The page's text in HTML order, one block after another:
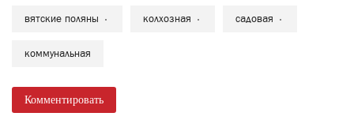
вятские поляны колхозная садовая
коммунальная
Комментировать